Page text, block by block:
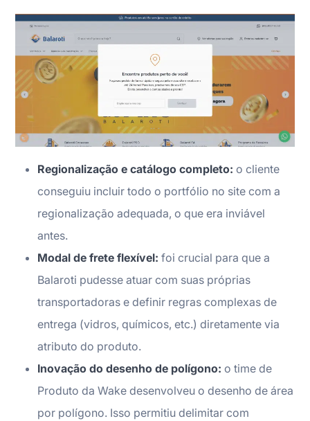
Regionalização e catálogo completo: o cliente
conseguiu incluir todo o portfólio no site com a
regionalização adequada, o que era inviável
antes.
Modal de frete flexível: foi crucial para que a
Balaroti pudesse atuar com suas próprias
transportadoras e definir regras complexas de
entrega (vidros, químicos, etc.) diretamente via
atributo do produto.
Inovação do desenho de polígono: o time de
Produto da Wake desenvolveu o desenho de área
por polígono. Isso permitiu delimitar com